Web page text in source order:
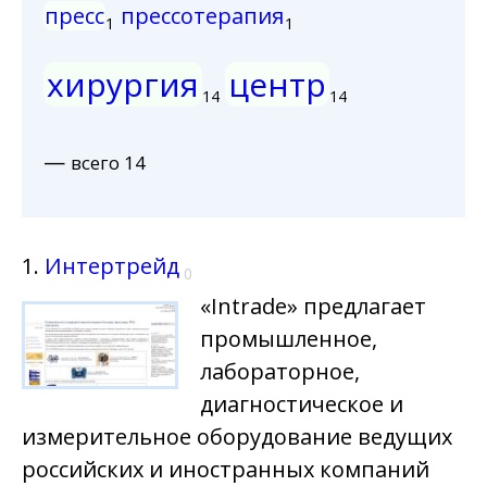
пресс1 прессотерапия1
хирургия 14 центр 14
— всего 14
1. Интертрейд 0
«Intrade» предлагает
промышленное,
лабораторное,
диагностическое и
измерительное оборудование ведущих
российских и иностранных компаний